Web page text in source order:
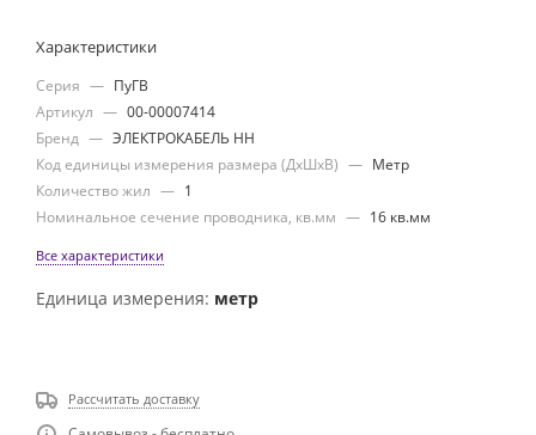
Характеристики
Серия — ПуГВ
Артикул — 00-00007414
Бренд — ЭЛЕКТРОКАБЕЛЬ НН
Код единицы измерения размера (ДхШхВ) — Метр
Количество жил — 1
Номинальное сечение проводника, кв.мм — 16 кв.мм
Все характеристики
Единица измерения: метр
Рассчитать доставку